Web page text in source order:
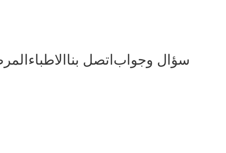
الاطباءاتصل بناسؤال وجواب